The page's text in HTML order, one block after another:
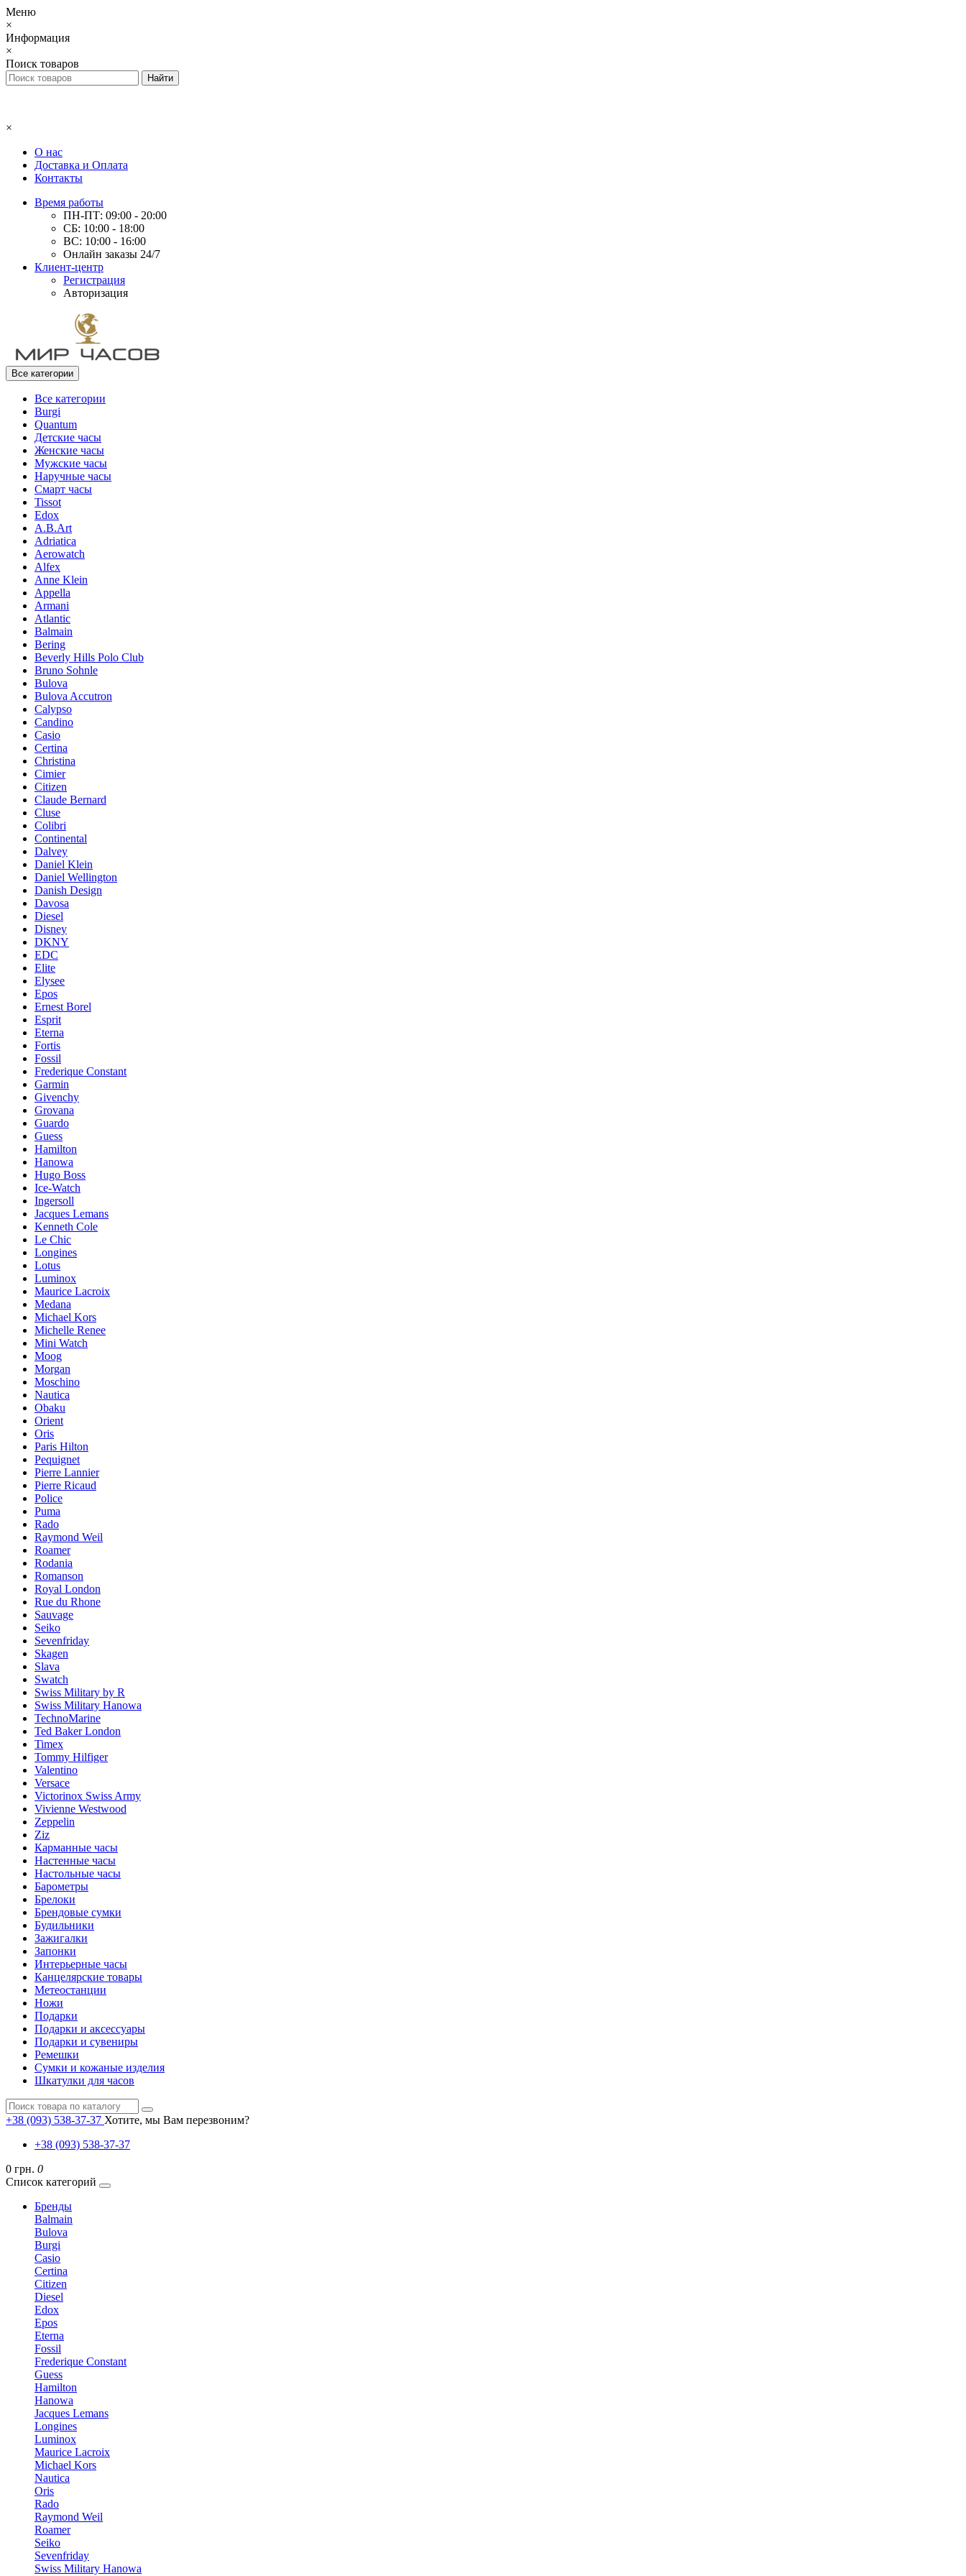
Меню
×
Информация
×
Поиск товаров
×
О нас
Доставка и Оплата
Контакты
Время работы
ПН-ПТ: 09:00 - 20:00
СБ: 10:00 - 18:00
ВС: 10:00 - 16:00
Онлайн заказы 24/7
Клиент-центр
Регистрация
Авторизация
Все категории
Все категории
Burgi
Quantum
Детские часы
Женские часы
Мужские часы
Наручные часы
Смарт часы
Tissot
Edox
A.B.Art
Adriatica
Aerowatch
Alfex
Anne Klein
Appella
Armani
Atlantic
Balmain
Bering
Beverly Hills Polo Club
Bruno Sohnle
Bulova
Bulova Accutron
Calypso
Candino
Casio
Certina
Christina
Cimier
Citizen
Claude Bernard
Cluse
Colibri
Continental
Dalvey
Daniel Klein
Daniel Wellington
Danish Design
Davosa
Diesel
Disney
DKNY
EDC
Elite
Elysee
Epos
Ernest Borel
Esprit
Eterna
Fortis
Fossil
Frederique Constant
Garmin
Givenchy
Grovana
Guardo
Guess
Hamilton
Hanowa
Hugo Boss
Ice-Watch
Ingersoll
Jacques Lemans
Kenneth Cole
Le Chic
Longines
Lotus
Luminox
Maurice Lacroix
Medana
Michael Kors
Michelle Renee
Mini Watch
Moog
Morgan
Moschino
Nautica
Obaku
Orient
Oris
Paris Hilton
Pequignet
Pierre Lannier
Pierre Ricaud
Police
Puma
Rado
Raymond Weil
Roamer
Rodania
Romanson
Royal London
Rue du Rhone
Sauvage
Seiko
Sevenfriday
Skagen
Slava
Swatch
Swiss Military by R
Swiss Military Hanowa
TechnoMarine
Ted Baker London
Timex
Tommy Hilfiger
Valentino
Versace
Victorinox Swiss Army
Vivienne Westwood
Zeppelin
Ziz
Карманные часы
Настенные часы
Настольные часы
Барометры
Брелоки
Брендовые сумки
Будильники
Зажигалки
Запонки
Интерьерные часы
Канцелярские товары
Метеостанции
Ножи
Подарки
Подарки и аксессуары
Подарки и сувениры
Ремешки
Сумки и кожаные изделия
Шкатулки для часов
+38 (093) 538-37-37 Хотите, мы Вам перезвоним?
+38 (093) 538-37-37
0 грн. 0
Список категорий
Бренды
Balmain
Bulova
Burgi
Casio
Certina
Citizen
Diesel
Edox
Epos
Eterna
Fossil
Frederique Constant
Guess
Hamilton
Hanowa
Jacques Lemans
Longines
Luminox
Maurice Lacroix
Michael Kors
Nautica
Oris
Rado
Raymond Weil
Roamer
Seiko
Sevenfriday
Swiss Military Hanowa